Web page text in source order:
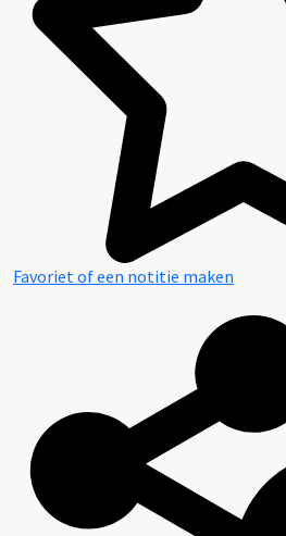
Favoriet of een notitie maken